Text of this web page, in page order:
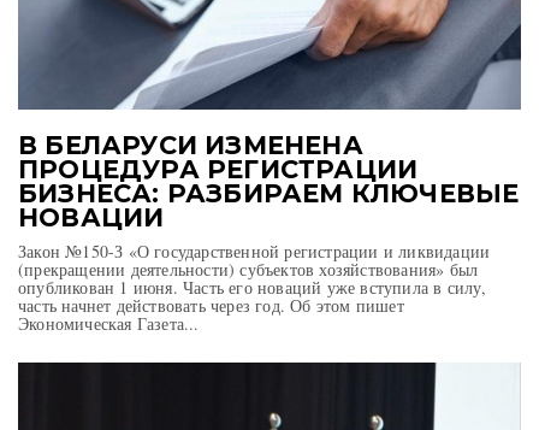
В БЕЛАРУСИ ИЗМЕНЕНА
ПРОЦЕДУРА РЕГИСТРАЦИИ
БИЗНЕСА: РАЗБИРАЕМ КЛЮЧЕВЫЕ
НОВАЦИИ
Закон №150-З «О государственной регистрации и ликвидации
(прекращении деятельности) субъектов хозяйствования» был
опубликован 1 июня. Часть его новаций уже вступила в силу,
часть начнет действовать через год. Об этом пишет
Экономическая Газета...